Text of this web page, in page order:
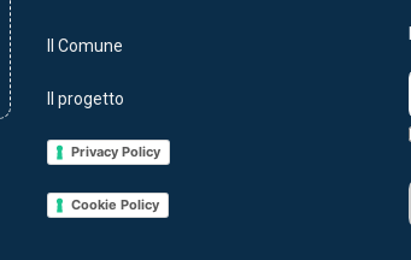
Il Comune
Il progetto
Privacy Policy
Cookie Policy